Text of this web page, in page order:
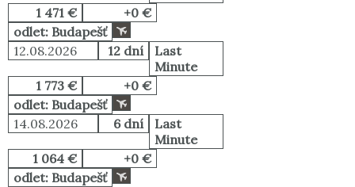
1 471 €
+0 €
odlet: Budapešť
12.08.2026
12 dní
Last
Minute
1 773 €
+0 €
odlet: Budapešť
14.08.2026
6 dní
Last
Minute
1 064 €
+0 €
odlet: Budapešť